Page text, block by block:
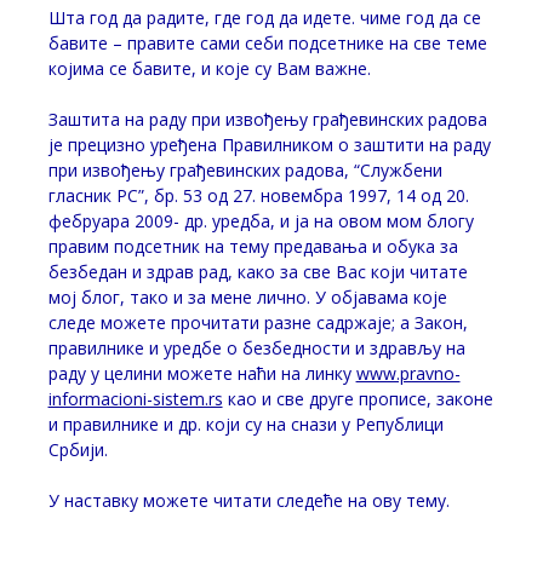
Шта год да радите, где год да идете. чиме год да се
бавите – правите сами себи подсетнике на све теме
којима се бавите, и које су Вам важне.
Заштита на раду при извођењу грађевинских радова
је прецизно уређена Правилником о заштити на раду
при извођењу грађевинских радова, “Службени
гласник РС”, бр. 53 од 27. новембра 1997, 14 од 20.
фебруара 2009- др. уредба, и ја на овом мом блогу
правим подсетник на тему предавања и обука за
безбедан и здрав рад, како за све Вас који читате
мој блог, тако и за мене лично. У објавама које
следе можете прочитати разне садржаје; а Закон,
правилнике и уредбе о безбедности и здрављу на
раду у целини можете наћи на линку www.pravno-
informacioni-sistem.rs као и све друге прописе, законе
и правилнике и др. који су на снази у Републици
Србији.
У наставку можете читати следеће на ову тему.